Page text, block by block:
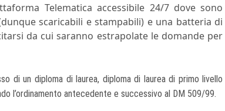
Telematica accessibile 24/7 dove sono
scaricabili e stampabili) e una batteria di
da cui saranno estrapolate le domande per
di un diploma di laurea, diploma di laurea di primo livello
l’ordinamento antecedente e successivo al DM 509/99.